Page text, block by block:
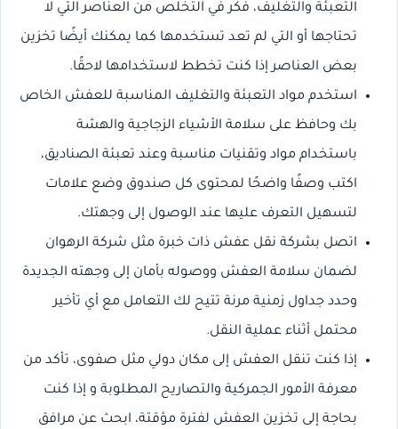
التعبئة والتغليف، فكر في التخلص من العناصر التي لا
تحتاجها أو التي لم تعد تستخدمها كما يمكنك أيضًا تخزين
بعض العناصر إذا كنت تخطط لاستخدامها لاحقًا.
استخدم مواد التعبئة والتغليف المناسبة للعفش الخاص
بك وحافظ على سلامة الأشياء الزجاجية والهشة
باستخدام مواد وتقنيات مناسبة وعند تعبئة الصناديق،
اكتب وصفًا واضحًا لمحتوى كل صندوق وضع علامات
لتسهيل التعرف عليها عند الوصول إلى وجهتك.
اتصل بشركة نقل عفش ذات خبرة مثل شركة الرهوان
لضمان سلامة العفش ووصوله بأمان إلى وجهته الجديدة
وحدد جداول زمنية مرنة تتيح لك التعامل مع أي تأخير
محتمل أثناء عملية النقل.
إذا كنت تنقل العفش إلى مكان دولي مثل صفوى، تأكد من
معرفة الأمور الجمركية والتصاريح المطلوبة و إذا كنت
بحاجة إلى تخزين العفش لفترة مؤقتة، ابحث عن مرافق